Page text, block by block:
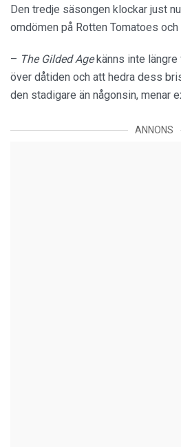
Den tredje säsongen klockar just
omdömen på Rotten Tomatoes och
– The Gilded Age känns inte
över dåtiden och att hedra dess
den stadigare än någonsin, menar
ANNONS